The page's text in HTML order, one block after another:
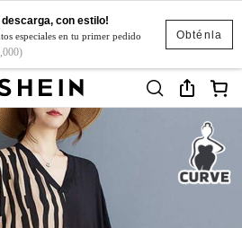
Obténla
descarga, con estilo!
especiales en tu primer pedido